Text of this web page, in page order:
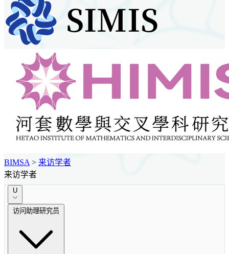
BIMSA > 来访学者
来访学者
U
访问助理研究员